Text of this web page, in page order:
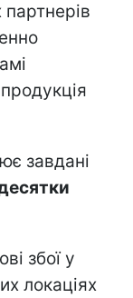
завдані
збої у
локаціях